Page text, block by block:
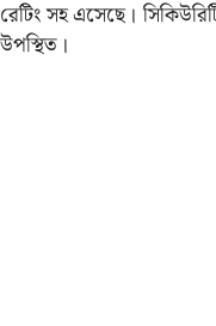
রেটিং সহ এসেছে।
উপস্থিত।